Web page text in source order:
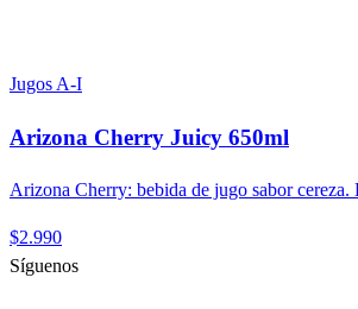
Jugos A-I
Arizona Cherry Juicy 650ml
Arizona Cherry: bebida de jugo sabor cereza.
$2.990
Síguenos